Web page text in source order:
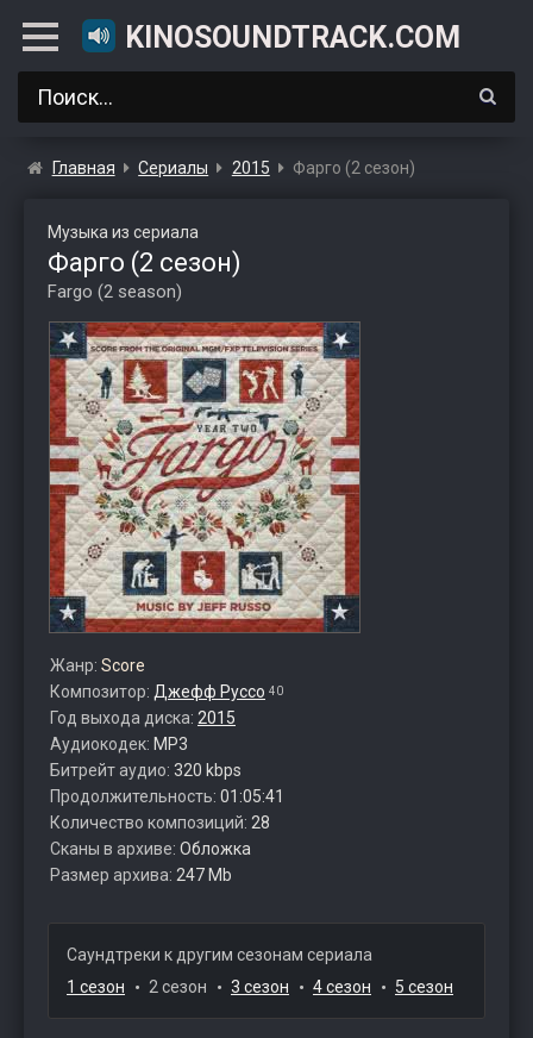
KINOSOUNDTRACK.COM
Главная Сериалы 2015 Фарго (2 сезон)
Музыка из сериала
Фарго (2 сезон)
Fargo (2 season)
Жанр: Score
Композитор: Джефф Руссо 40
Год выхода диска: 2015
Аудиокодек: MP3
Битрейт аудио: 320 kbps
Продолжительность: 01:05:41
Количество композиций: 28
Сканы в архиве: Обложка
Размер архива: 247 Mb
Саундтреки к другим сезонам сериала
1 сезон
2 сезон 3 сезон 4 сезон 5 сезон